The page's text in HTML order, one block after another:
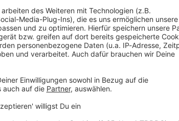
externe Inhalte einzubetten.
Bitte lese dir die Details
diese Inhalte anzuzeigen.